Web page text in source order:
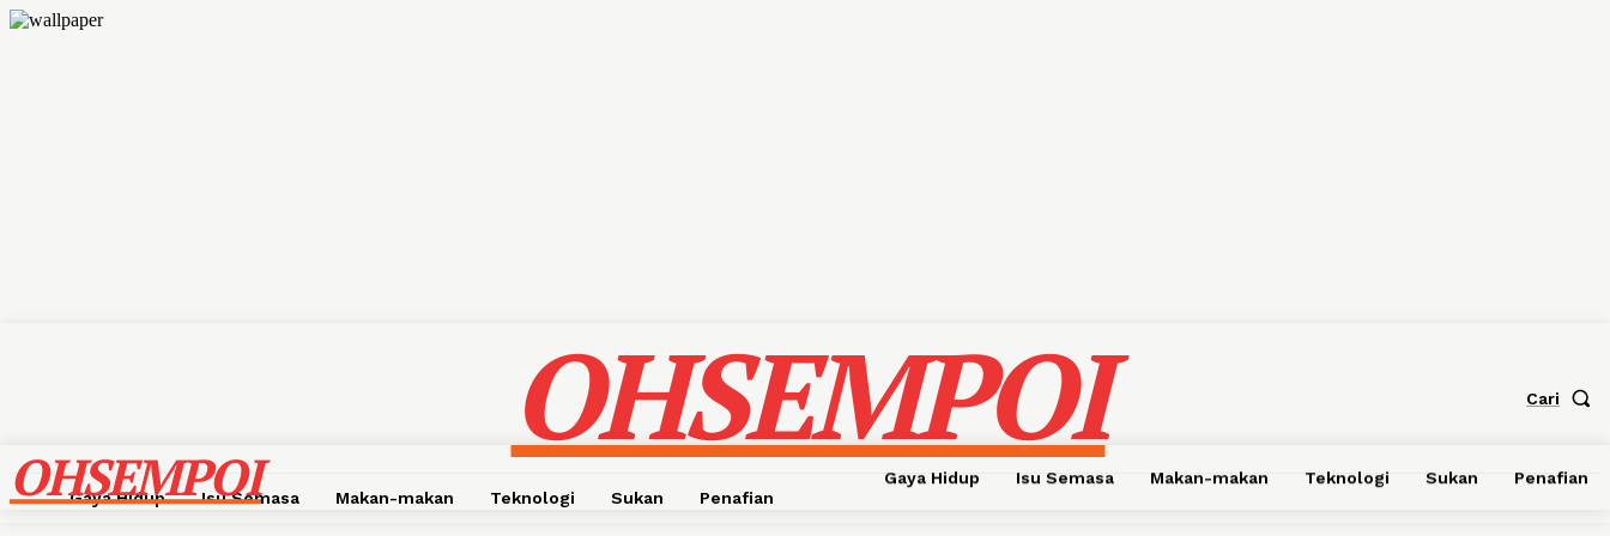
OHSEMPOI Cari
Gaya Hidup Isu Semasa Makan-makan Teknologi Sukan Penafian
OHSEMPOI Gaya Hidup Isu Semasa Makan-makan Teknologi Sukan Penafian